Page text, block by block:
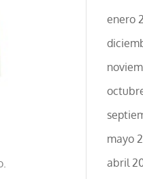
enero
mayo
abril